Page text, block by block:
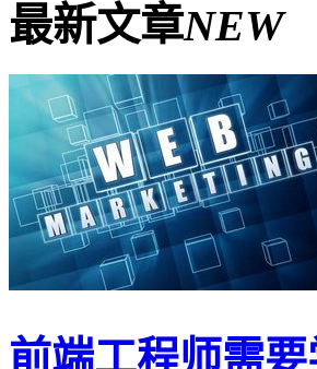
最新文章NEW
前端工程师需